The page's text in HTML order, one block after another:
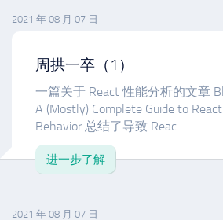
2021 年 08 月 07 日
周拱一卒（1）
一篇关于 React 性能分析的文章
A (Mostly) Complete Guide to
Behavior 总结了导致 Reac...
进一步了解
2021 年 08 月 07 日